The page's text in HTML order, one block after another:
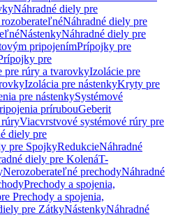
Náhradné diely pre
Náhradné diely pre
NástenkyNáhradné diely pre
pripojenímPrípojky pre
pre
pre rúry a tvarovkyIzolácie pre
Izolácia pre nástenkyKryty pre
pre nástenkySystémové
prírubouGeberit
rúryViacvrstvové systémové rúry pre
diely pre
pre SpojkyRedukcieNáhradné
diely pre KolenáT-
Nerozoberateľné prechodyNáhradné
Prechody a spojenia,
Prechody a spojenia,
pre ZátkyNástenkyNáhradné